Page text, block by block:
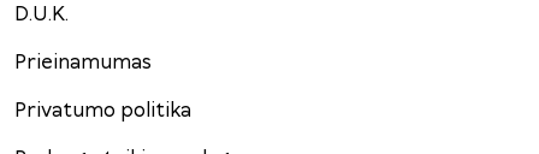
D.U.K.
Prieinamumas
Privatumo politika